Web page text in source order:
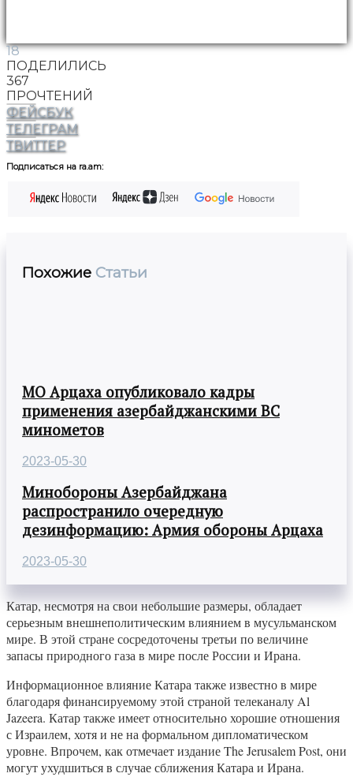
18
ПОДЕЛИЛИСЬ
367
ПРОЧТЕНИЙ
ФЕЙСБУК
ТЕЛЕГРАМ
ТВИТТЕР
Подписаться на ra.am:
Похожие Статьи
МО Арцаха опубликовало кадры
применения азербайджанскими ВС
минометов
2023-05-30
Минобороны Азербайджана
распространило очередную
дезинформацию: Армия обороны Арцаха
2023-05-30
Катар, несмотря на свои небольшие размеры, обладает
серьезным внешнеполитическим влиянием в мусульманском
мире. В этой стране сосредоточены третьи по величине
запасы природного газа в мире после России и Ирана.
Информационное влияние Катара также известно в мире
благодаря финансируемому этой страной телеканалу Al
Jazeera. Катар также имеет относительно хорошие отношения
с Израилем, хотя и не на формальном дипломатическом
уровне. Впрочем, как отмечает издание The Jerusalem Post, они
могут ухудшиться в случае сближения Катара и Ирана.